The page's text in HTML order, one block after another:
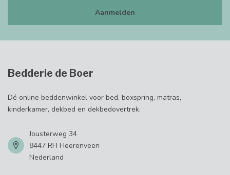
Aanmelden
Bedderie de Boer
Dé online beddenwinkel voor bed, boxspring, matras,
kinderkamer, dekbed en dekbedovertrek.
Jousterweg 34
8447 RH Heerenveen
Nederland